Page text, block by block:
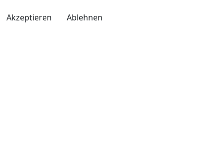
Akzeptieren Ablehnen